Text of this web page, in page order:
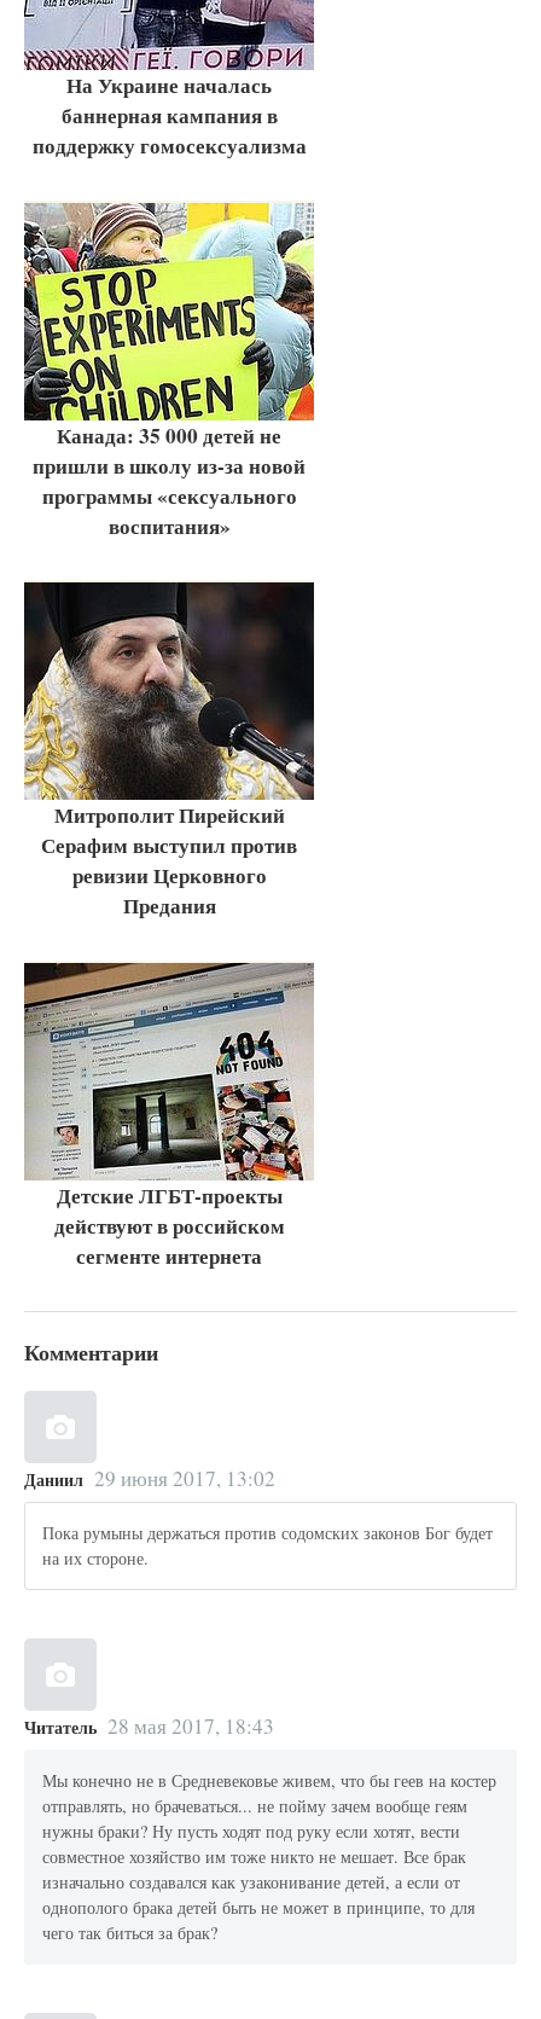
На Украине началась
баннерная кампания в
поддержку гомосексуализма
Канада: 35 000 детей не
пришли в школу из-за новой
программы «сексуального
воспитания»
Митрополит Пирейский
Серафим выступил против
ревизии Церковного
Предания
Детские ЛГБТ-проекты
действуют в российском
сегменте интернета
Комментарии
Даниил 29 июня 2017, 13:02
Пока румыны держаться против содомских законов Бог будет
на их стороне.
Читатель 28 мая 2017, 18:43
Мы конечно не в Средневековье живем, что бы геев на костер
отправлять, но брачеваться... не пойму зачем вообще геям
нужны браки? Ну пусть ходят под руку если хотят, вести
совместное хозяйство им тоже никто не мешает. Все брак
изначально создавался как узаконивание детей, а если от
однополого брака детей быть не может в принципе, то для
чего так биться за брак?